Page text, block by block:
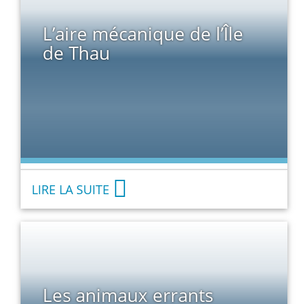
L’aire mécanique de l’Île
de Thau
LIRE LA SUITE
Les animaux errants